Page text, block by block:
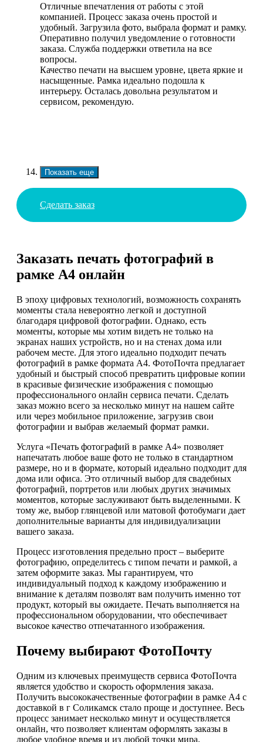
Отличные впечатления от работы с этой
компанией. Процесс заказа очень простой и
удобный. Загрузила фото, выбрала формат и рамку.
Оперативно получил уведомление о готовности
заказа. Служба поддержки ответила на все
вопросы.
Качество печати на высшем уровне, цвета яркие и
насыщенные. Рамка идеально подошла к
интерьеру. Осталась довольна результатом и
сервисом, рекомендую.
Показать еще
Сделать заказ
Заказать печать фотографий в
рамке А4 онлайн
В эпоху цифровых технологий, возможность сохранять
моменты стала невероятно легкой и доступной
благодаря цифровой фотографии. Однако, есть
моменты, которые мы хотим видеть не только на
экранах наших устройств, но и на стенах дома или
рабочем месте. Для этого идеально подходит печать
фотографий в рамке формата А4. ФотоПочта предлагает
удобный и быстрый способ превратить цифровые копии
в красивые физические изображения с помощью
профессионального онлайн сервиса печати. Сделать
заказ можно всего за несколько минут на нашем сайте
или через мобильное приложение, загрузив свои
фотографии и выбрав желаемый формат рамки.
Услуга «Печать фотографий в рамке А4» позволяет
напечатать любое ваше фото не только в стандартном
размере, но и в формате, который идеально подходит для
дома или офиса. Это отличный выбор для свадебных
фотографий, портретов или любых других значимых
моментов, которые заслуживают быть выделенными. К
тому же, выбор глянцевой или матовой фотобумаги дает
дополнительные варианты для индивидуализации
вашего заказа.
Процесс изготовления предельно прост – выберите
фотографию, определитесь с типом печати и рамкой, а
затем оформите заказ. Мы гарантируем, что
индивидуальный подход к каждому изображению и
внимание к деталям позволят вам получить именно тот
продукт, который вы ожидаете. Печать выполняется на
профессиональном оборудовании, что обеспечивает
высокое качество отпечатанного изображения.
Почему выбирают ФотоПочту
Одним из ключевых преимуществ сервиса ФотоПочта
является удобство и скорость оформления заказа.
Получить высококачественные фотографии в рамке А4 с
доставкой в г Соликамск стало проще и доступнее. Весь
процесс занимает несколько минут и осуществляется
онлайн, что позволяет клиентам оформлять заказы в
любое удобное время и из любой точки мира.